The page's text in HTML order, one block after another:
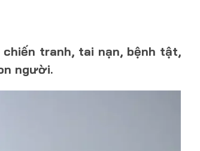
tranh, tai nạn, bệnh tật,
người.